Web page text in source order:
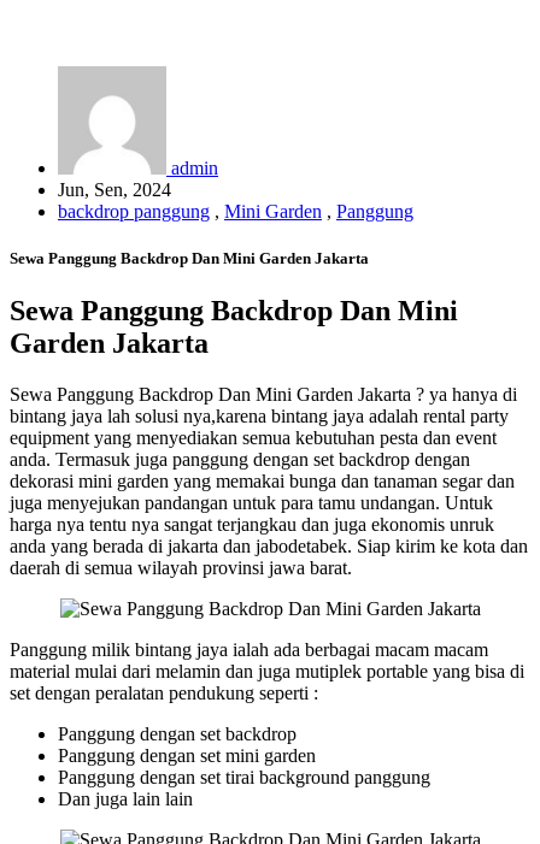
admin
Jun, Sen, 2024
backdrop panggung , Mini Garden , Panggung
Sewa Panggung Backdrop Dan Mini Garden Jakarta
Sewa Panggung Backdrop Dan Mini
Garden Jakarta
Sewa Panggung Backdrop Dan Mini Garden Jakarta ? ya hanya di
bintang jaya lah solusi nya,karena bintang jaya adalah rental party
equipment yang menyediakan semua kebutuhan pesta dan event
anda. Termasuk juga panggung dengan set backdrop dengan
dekorasi mini garden yang memakai bunga dan tanaman segar dan
juga menyejukan pandangan untuk para tamu undangan. Untuk
harga nya tentu nya sangat terjangkau dan juga ekonomis unruk
anda yang berada di jakarta dan jabodetabek. Siap kirim ke kota dan
daerah di semua wilayah provinsi jawa barat.
Panggung milik bintang jaya ialah ada berbagai macam macam
material mulai dari melamin dan juga mutiplek portable yang bisa di
set dengan peralatan pendukung seperti :
Panggung dengan set backdrop
Panggung dengan set mini garden
Panggung dengan set tirai background panggung
Dan juga lain lain